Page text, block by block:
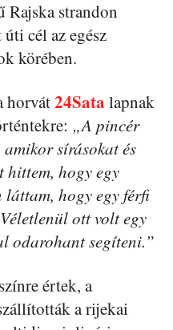
Rajska strandon
cél az egész
körében.
horvát24Sata lapnak
„A pincér
sírásokat és
hogy egy
láttam, hogy egy férfi
ott volt egy
odarohant segíteni.”
értek, a
a rijekai